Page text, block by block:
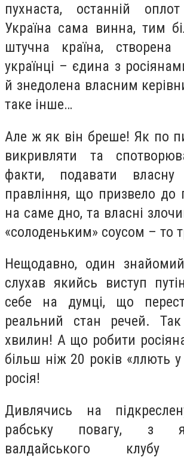
пухнаста, останній оплот
Україна сама винна, тим
штучна країна, створена
українці – єдина з
й знедолена власним
таке інше…
Але ж як він бреше! Як по
викривляти та
факти, подавати власну
правління, що призвело до
на саме дно, та власні
«солоденьким» соусом – то
Нещодавно, один
слухав якийсь виступ
себе на думці, що
реальний стан речей.
хвилин! А що робити
більш ніж 20 років «ллють у
росія!
Дивлячись на
рабську повагу, з
валдайського клубу